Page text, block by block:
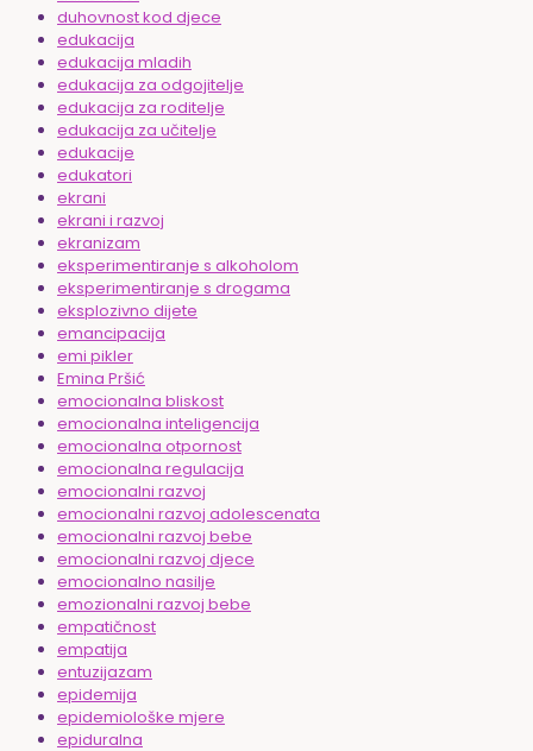
duhovnost kod djece
edukacija
edukacija mladih
edukacija za odgojitelje
edukacija za roditelje
edukacija za učitelje
edukacije
edukatori
ekrani
ekrani i razvoj
ekranizam
eksperimentiranje s alkoholom
eksperimentiranje s drogama
eksplozivno dijete
emancipacija
emi pikler
Emina Pršić
emocionalna bliskost
emocionalna inteligencija
emocionalna otpornost
emocionalna regulacija
emocionalni razvoj
emocionalni razvoj adolescenata
emocionalni razvoj bebe
emocionalni razvoj djece
emocionalno nasilje
emozionalni razvoj bebe
empatičnost
empatija
entuzijazam
epidemija
epidemiološke mjere
epiduralna